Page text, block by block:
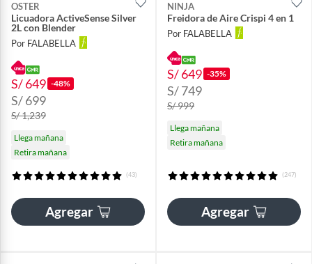
OSTER
Licuadora ActiveSense Silver
2L con Blender
Por FALABELLA
S/ 649 -48%
S/ 699
S/ 1,239
Llega mañana
Retira mañana
(43)
Agregar
NINJA
Freidora de Aire Crispi 4 en 1
Por FALABELLA
S/ 649 -35%
S/ 749
S/ 999
Llega mañana
Retira mañana
(247)
Agregar